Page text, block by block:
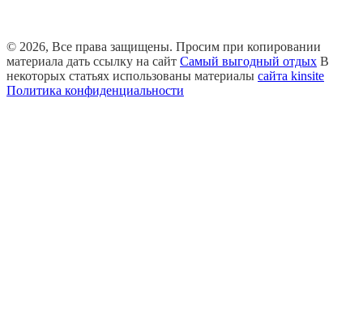
© 2026, Все права защищены. Просим при копировании
материала дать ссылку на сайт Самый выгодный отдых В
некоторых статьях использованы материалы сайта kinsite
Политика конфиденциальности